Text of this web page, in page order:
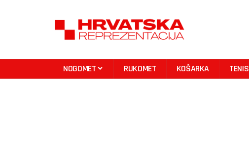
NOGOMET RUKOMET KOŠARKA TENIS